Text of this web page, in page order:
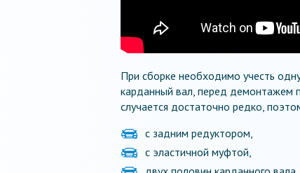
При сборке необходимо учесть
карданный вал, перед демонтажем
случается достаточно редко,
с задним редуктором,
с эластичной муфтой,